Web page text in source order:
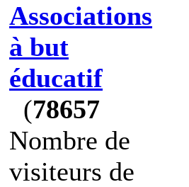
Associations
à but
éducatif
(78657
Nombre de
visiteurs de